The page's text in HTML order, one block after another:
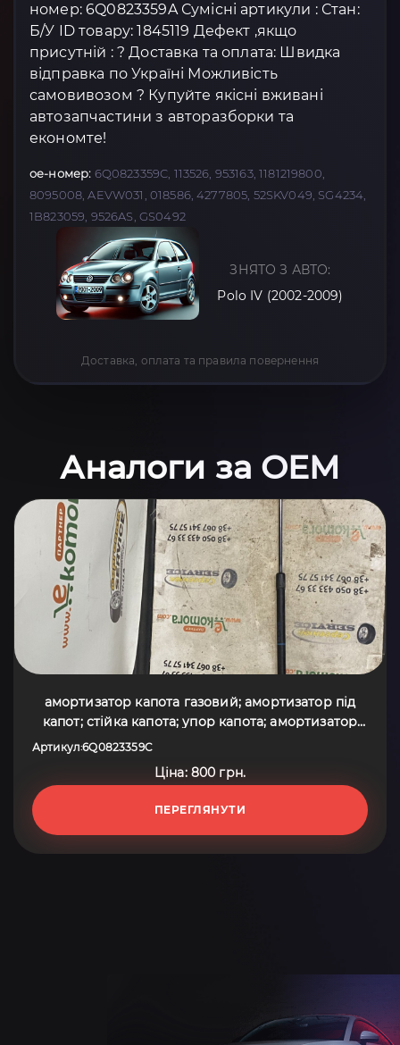
номер: 6Q0823359A Сумісні артикули : Стан:
Б/У ID товару: 1845119 Дефект ,якщо
присутній : ? Доставка та оплата: Швидка
відправка по Україні Можливість
самовивозом ? Купуйте якісні вживані
автозапчастини з авторазборки та
економте!
oe-номер: 6Q0823359C, 113526, 953163, 1181219800,
8095008, AEVW031, 018586, 4277805, 52SKV049, SG4234,
1B823059, 9526AS, GS0492
ЗНЯТО З АВТО:
Polo IV (2002-2009)
Доставка, оплата та правила повернення
Аналоги за OEM
амортизатор капота газовий; амортизатор під
капот; стійка капота; упор капота; амортизатор
капота Volkswagen Polo IV (2002-2009)
Артикул:6Q0823359C
Ціна: 800 грн.
ПЕРЕГЛЯНУТИ